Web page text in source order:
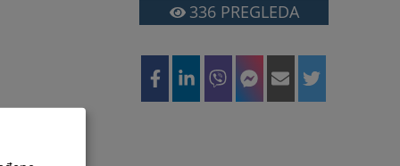
336PREGLEDA